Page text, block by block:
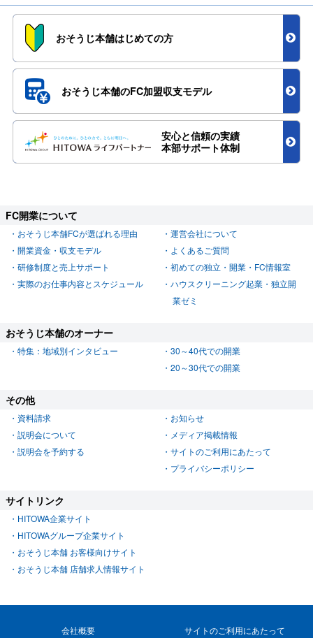
おそうじ本舗はじめての方
おそうじ本舗のFC加盟収支モデル
安心と信頼の実績
本部サポート体制
FC開業について
おそうじ本舗FCが選ばれる理由
開業資金・収支モデル
研修制度と売上サポート
実際のお仕事内容とスケジュール
運営会社について
よくあるご質問
初めての独立・開業・FC情報室
ハウスクリーニング起業・独立開
業ゼミ
おそうじ本舗のオーナー
特集：地域別インタビュー
30～40代での開業
20～30代での開業
その他
資料請求
説明会について
説明会を予約する
お知らせ
メディア掲載情報
サイトのご利用にあたって
プライバシーポリシー
サイトリンク
HITOWA企業サイト
HITOWAグループ企業サイト
おそうじ本舗 お客様向けサイト
おそうじ本舗 店舗求人情報サイト
会社概要 サイトのご利用にあたって